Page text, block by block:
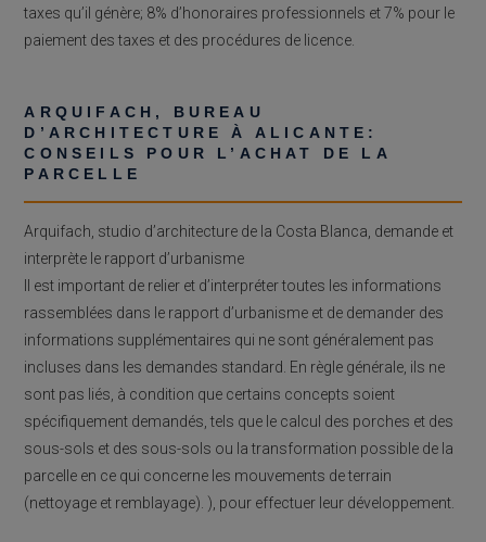
taxes qu’il génère; 8% d’honoraires professionnels et 7% pour le
paiement des taxes et des procédures de licence.
ARQUIFACH, BUREAU
D’ARCHITECTURE À ALICANTE:
CONSEILS POUR L’ACHAT DE LA
PARCELLE
Arquifach, studio d’architecture de la Costa Blanca, demande et
interprète le rapport d’urbanisme
Il est important de relier et d’interpréter toutes les informations
rassemblées dans le rapport d’urbanisme et de demander des
informations supplémentaires qui ne sont généralement pas
incluses dans les demandes standard. En règle générale, ils ne
sont pas liés, à condition que certains concepts soient
spécifiquement demandés, tels que le calcul des porches et des
sous-sols et des sous-sols ou la transformation possible de la
parcelle en ce qui concerne les mouvements de terrain
(nettoyage et remblayage). ), pour effectuer leur développement.